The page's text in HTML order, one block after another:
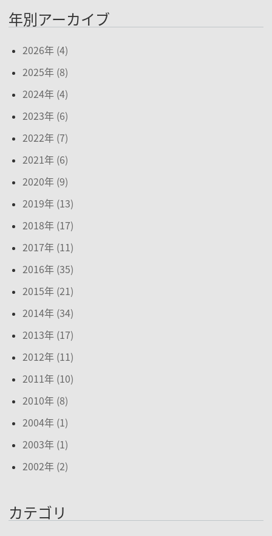
年別アーカイブ
2026年 (4)
2025年 (8)
2024年 (4)
2023年 (6)
2022年 (7)
2021年 (6)
2020年 (9)
2019年 (13)
2018年 (17)
2017年 (11)
2016年 (35)
2015年 (21)
2014年 (34)
2013年 (17)
2012年 (11)
2011年 (10)
2010年 (8)
2004年 (1)
2003年 (1)
2002年 (2)
カテゴリ